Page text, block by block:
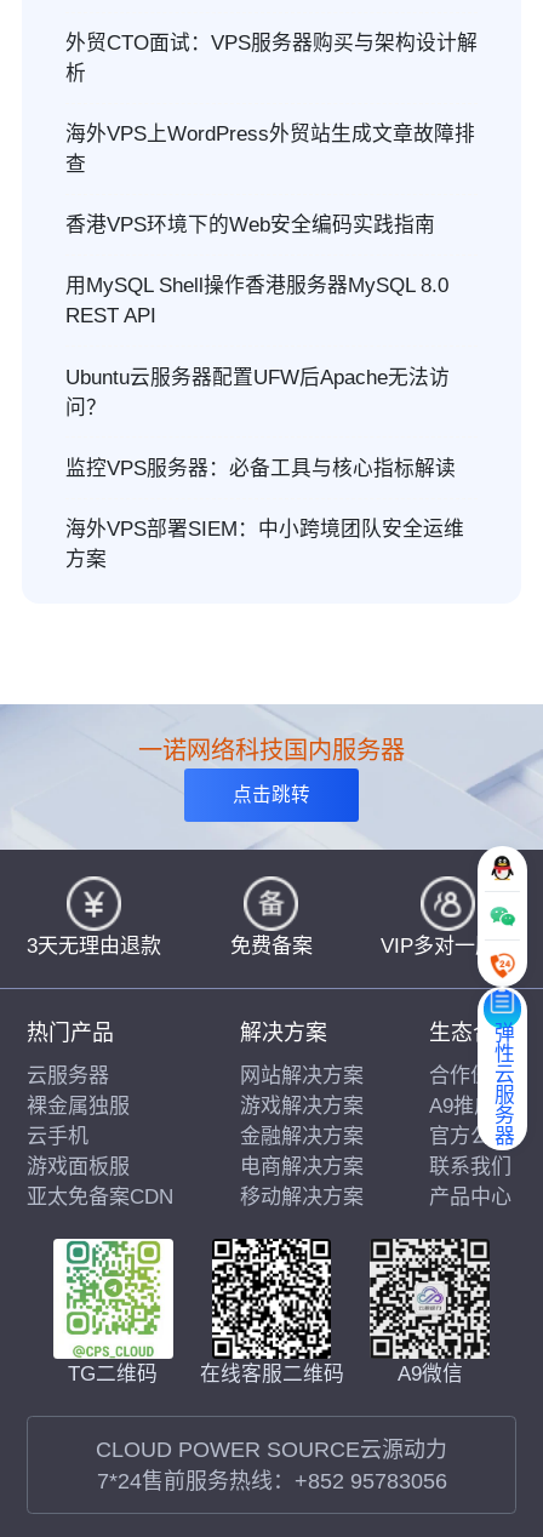
外贸CTO面试：VPS服务器购买与架构设计解
析
海外VPS上WordPress外贸站生成文章故障排
查
香港VPS环境下的Web安全编码实践指南
用MySQL Shell操作香港服务器MySQL 8.0
REST API
Ubuntu云服务器配置UFW后Apache无法访
问？
监控VPS服务器：必备工具与核心指标解读
海外VPS部署SIEM：中小跨境团队安全运维
方案
弹性云服务器
一诺网络科技国内服务器
点击跳转
3天无理由退款 免费备案 VIP多对一服务
TG二维码 在线客服二维码 A9微信
CLOUD POWER SOURCE云源动力
7*24售前服务热线： +852 95783056
热门产品
云服务器
裸金属独服
云手机
游戏面板服
亚太免备案CDN
解决方案
网站解决方案
游戏解决方案
金融解决方案
电商解决方案
移动解决方案
生态合作
合作伙伴
A9推广
官方公告
联系我们
产品中心